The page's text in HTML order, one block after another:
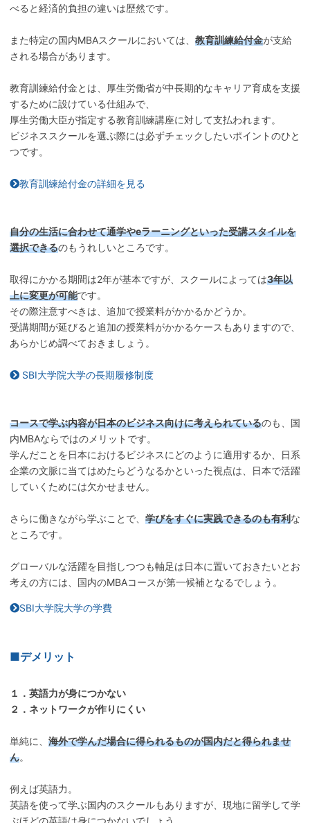
べると経済的負担の違いは歴然です。
また特定の国内MBAスクールにおいては、 教育訓練給付金が支給
される場合があります。
教育訓練給付金とは、厚生労働省が中長期的なキャリア育成を支援
するために設けている仕組みで、
厚生労働大臣が指定する教育訓練講座に対して支払われます。
ビジネススクールを選ぶ際には必ずチェックしたいポイントのひと
つです。
教育訓練給付金の詳細を見る
自分の生活に合わせて通学やeラーニングといった受講スタイルを
選択できるのもうれしいところです。
取得にかかる期間は2年が基本ですが、スクールによっては3年以
上に変更が可能です。
その際注意すべきは、追加で授業料がかかるかどうか。
受講期間が延びると追加の授業料がかかるケースもありますので、
あらかじめ調べておきましょう。
SBI大学院大学の長期履修制度
コースで学ぶ内容が日本のビジネス向けに考えられているのも、国
内MBAならではのメリットです。
学んだことを日本におけるビジネスにどのように適用するか、日系
企業の文脈に当てはめたらどうなるかといった視点は、日本で活躍
していくためには欠かせません。
さらに働きながら学ぶことで、 学びをすぐに実践できるのも有利な
ところです。
グローバルな活躍を目指しつつも軸足は日本に置いておきたいとお
考えの方には、国内のMBAコースが第一候補となるでしょう。
SBI大学院大学の学費
■デメリット
１．英語力が身につかない
２．ネットワークが作りにくい
単純に、 海外で学んだ場合に得られるものが国内だと得られませ
ん。
例えば英語力。
英語を使って学ぶ国内のスクールもありますが、現地に留学して学
ぶほどの英語は身につかないでしょう。